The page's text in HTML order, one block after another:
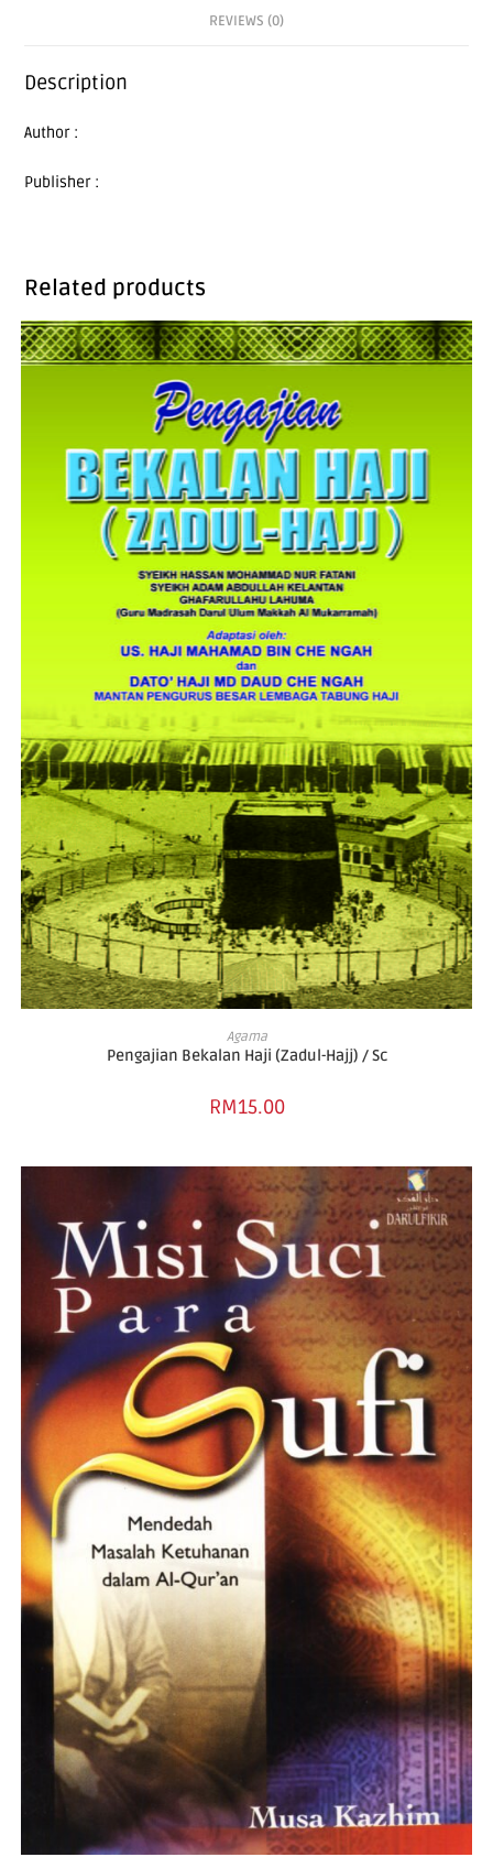
REVIEWS (0)
Description
Author :
Publisher :
Related products
ADD TO CART
Agama
Pengajian Bekalan Haji (Zadul-Hajj) / Sc
RM15.00